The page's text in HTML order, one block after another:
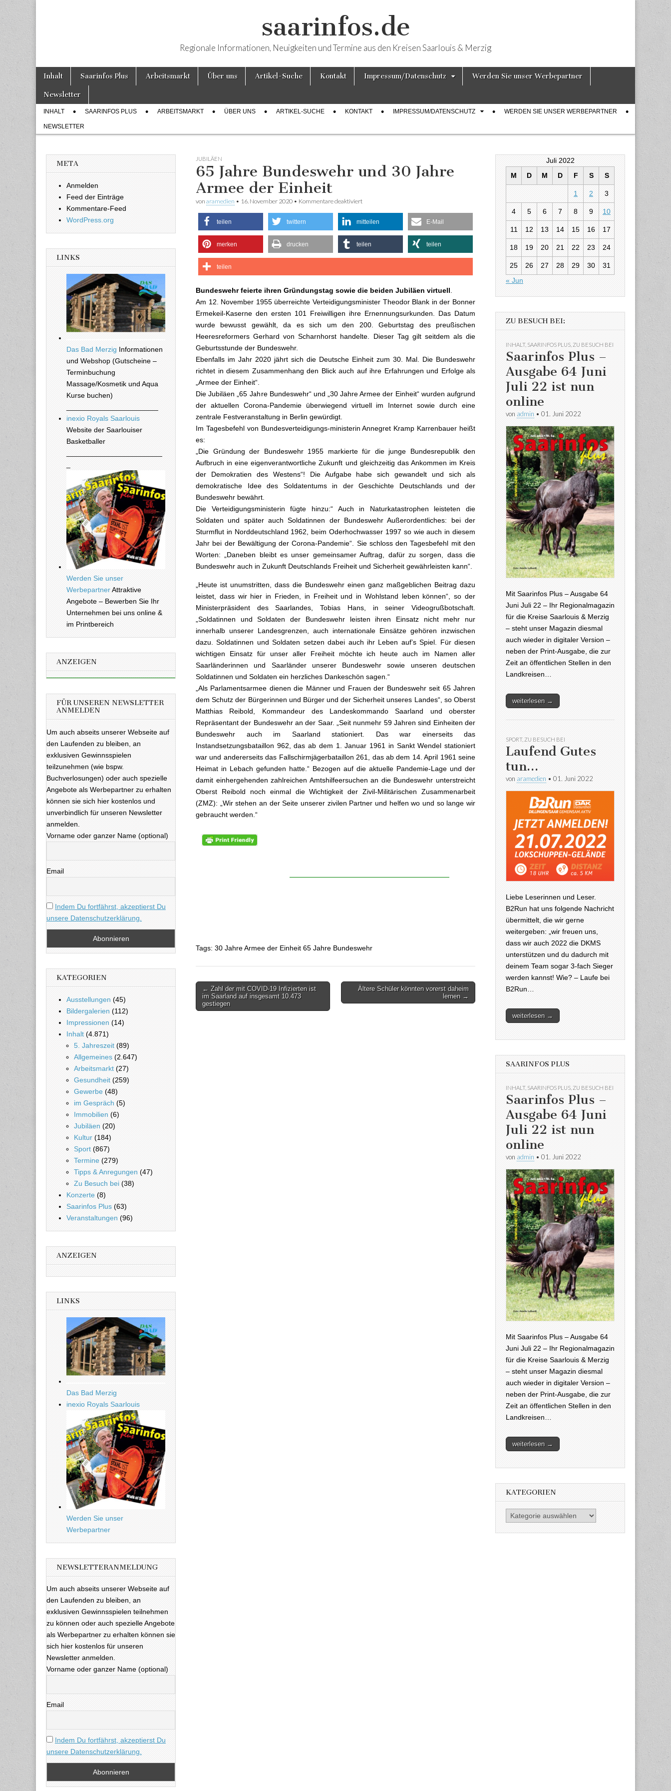
saarinfos.de
Regionale Informationen, Neuigkeiten und Termine aus den Kreisen Saarlouis & Merzig
Hauptmenü
Weiter zum Inhalt
Inhalt Saarinfos Plus Arbeitsmarkt Über uns Artikel-Suche Kontakt Impressum/Datenschutz Werden Sie unser Werbepartner
Newsletter
Untermenü
INHALT SAARINFOS PLUS ARBEITSMARKT ÜBER UNS ARTIKEL-SUCHE KONTAKT IMPRESSUM/DATENSCHUTZ WERDEN SIE UNSER WERBEPARTNER
NEWSLETTER
JUBILÄEN
65 Jahre Bundeswehr und 30 Jahre
Armee der Einheit
von aramedien • 16. November 2020 • Kommentare deaktiviert
teilen twittern mitteilen E-Mail
merken drucken teilen teilen
teilen
Bundeswehr feierte ihren Gründungstag sowie die beiden Jubiläen virtuell.
Am 12. November 1955 überreichte Verteidigungsminister Theodor Blank in der Bonner
Ermekeil-Kaserne den ersten 101 Freiwilligen ihre Ernennungsurkunden. Das Datum
wurde bewusst gewählt, da es sich um den 200. Geburtstag des preußischen
Heeresreformers Gerhard von Scharnhorst handelte. Dieser Tag gilt seitdem als die
Geburtsstunde der Bundeswehr.
Ebenfalls im Jahr 2020 jährt sich die Deutsche Einheit zum 30. Mal. Die Bundeswehr
richtet in diesem Zusammenhang den Blick auch auf ihre Erfahrungen und Erfolge als
„Armee der Einheit“.
Die Jubiläen „65 Jahre Bundeswehr“ und „30 Jahre Armee der Einheit“ wurden aufgrund
der aktuellen Corona-Pandemie überwiegend virtuell im Internet sowie durch eine
zentrale Festveranstaltung in Berlin gewürdigt.
Im Tagesbefehl von Bundesverteidigungs-ministerin Annegret Kramp Karrenbauer heißt
es:
„Die Gründung der Bundeswehr 1955 markierte für die junge Bundesrepublik den
Aufbruch in eine eigenverantwortliche Zukunft und gleichzeitig das Ankommen im Kreis
der Demokratien des Westens“! Die Aufgabe habe sich gewandelt und sich als
demokratische Idee des Soldatentums in der Geschichte Deutschlands und der
Bundeswehr bewährt.
Die Verteidigungsministerin fügte hinzu:“ Auch in Naturkatastrophen leisteten die
Soldaten und später auch Soldatinnen der Bundeswehr Außerordentliches: bei der
Sturmflut in Norddeutschland 1962, beim Oderhochwasser 1997 so wie auch in diesem
Jahr bei der Bewältigung der Corona-Pandemie“. Sie schloss den Tagesbefehl mit den
Worten: „Daneben bleibt es unser gemeinsamer Auftrag, dafür zu sorgen, dass die
Bundeswehr auch in Zukunft Deutschlands Freiheit und Sicherheit gewährleisten kann“.
„Heute ist unumstritten, dass die Bundeswehr einen ganz maßgeblichen Beitrag dazu
leistet, dass wir hier in Frieden, in Freiheit und in Wohlstand leben können“, so der
Ministerpräsident des Saarlandes, Tobias Hans, in seiner Videogrußbotschaft.
„Soldatinnen und Soldaten der Bundeswehr leisten ihren Einsatz nicht mehr nur
innerhalb unserer Landesgrenzen, auch internationale Einsätze gehören inzwischen
dazu. Soldatinnen und Soldaten setzen dabei auch ihr Leben auf’s Spiel. Für diesen
wichtigen Einsatz für unser aller Freiheit möchte ich heute auch im Namen aller
Saarländerinnen und Saarländer unserer Bundeswehr sowie unseren deutschen
Soldatinnen und Soldaten ein herzliches Dankeschön sagen.“
„Als Parlamentsarmee dienen die Männer und Frauen der Bundeswehr seit 65 Jahren
dem Schutz der Bürgerinnen und Bürger und der Sicherheit unseres Landes“, so Oberst
Matthias Reibold, Kommandeur des Landeskommando Saarland und oberster
Repräsentant der Bundeswehr an der Saar. „Seit nunmehr 59 Jahren sind Einheiten der
Bundeswehr auch im Saarland stationiert. Das war einerseits das
Instandsetzungsbataillon 962, das ab dem 1. Januar 1961 in Sankt Wendel stationiert
war und andererseits das Fallschirmjägerbataillon 261, das ab dem 14. April 1961 seine
Heimat in Lebach gefunden hatte.“ Bezogen auf die aktuelle Pandemie-Lage und der
damit einhergehenden zahlreichen Amtshilfeersuchen an die Bundeswehr unterstreicht
Oberst Reibold noch einmal die Wichtigkeit der Zivil-Militärischen Zusammenarbeit
(ZMZ): „Wir stehen an der Seite unserer zivilen Partner und helfen wo und so lange wir
gebraucht werden.“
Tags: 30 Jahre Armee der Einheit 65 Jahre Bundeswehr
Beitragsnavigation
← Zahl der mit COVID-19 Infizierten ist
im Saarland auf insgesamt 10.473
gestiegen
Ältere Schüler könnten vorerst daheim
lernen →
META
Anmelden
Feed der Einträge
Kommentare-Feed
WordPress.org
LINKS
Das Bad Merzig Informationen
und Webshop (Gutscheine –
Terminbuchung
Massage/Kosmetik und Aqua
Kurse buchen)
inexio Royals Saarlouis
Website der Saarlouiser
Basketballer
Werden Sie unser
WerbepartnerAttraktive
Angebote – Bewerben Sie Ihr
Unternehmen bei uns online &
im Printbereich
ANZEIGEN
FÜR UNSEREN NEWSLETTER
ANMELDEN
Um auch abseits unserer Webseite auf
den Laufenden zu bleiben, an
exklusiven Gewinnsspielen
teilzunehmen (wie bspw.
Buchverlosungen) oder auch spezielle
Angebote als Werbepartner zu erhalten
können sie sich hier kostenlos und
unverbindlich für unseren Newsletter
anmelden.
Vorname oder ganzer Name (optional)
Email
Indem Du fortfährst, akzeptierst Du
unsere Datenschutzerklärung.
KATEGORIEN
Ausstellungen (45)
Bildergalerien (112)
Impressionen (14)
Inhalt (4.871)
5. Jahreszeit (89)
Allgemeines (2.647)
Arbeitsmarkt (27)
Gesundheit (259)
Gewerbe (48)
im Gespräch (5)
Immobilien (6)
Jubiläen (20)
Kultur (184)
Sport (867)
Termine (279)
Tipps & Anregungen (47)
Zu Besuch bei (38)
Konzerte (8)
Saarinfos Plus (63)
Veranstaltungen (96)
ANZEIGEN
LINKS
Das Bad Merzig
inexio Royals Saarlouis
Werden Sie unser
Werbepartner
NEWSLETTERANMELDUNG
Um auch abseits unserer Webseite auf
den Laufenden zu bleiben, an
exklusiven Gewinnsspielen teilnehmen
zu können oder auch spezielle Angebote
als Werbepartner zu erhalten können sie
sich hier kostenlos für unseren
Newsletter anmelden.
Vorname oder ganzer Name (optional)
Email
Indem Du fortfährst, akzeptierst Du
unsere Datenschutzerklärung.
Juli 2022
M
D M D F S S
1 2 3
4 5 6 7 8 9 10
11 12 13 14 15 16 17
18 19 20 21 22 23 24
25 26 27 28 29 30
31
« Jun
ZU BESUCH BEI:
INHALT, SAARINFOS PLUS ZU BESUCH BEI
Saarinfos Plus –
Ausgabe 64 Juni
Juli 22 ist nun
online
von admin • 01. Juni 2022
Mit Saarinfos Plus – Ausgabe 64
Juni Juli 22 – Ihr Regionalmagazin
für die Kreise Saarlouis & Merzig
– steht unser Magazin diesmal
auch wieder in digitaler Version –
neben der Print-Ausgabe, die zur
Zeit an öffentlichen Stellen in den
Landkreisen…
weiterlesen →
SPORT, ZU BESUCH BEI
Laufend Gutes
tun…
von aramedien • 01. Juni 2022
Liebe Leserinnen und Leser.
B2Run hat uns folgende Nachricht
übermittelt, die wir gerne
weitergeben: „wir freuen uns,
dass wir auch 2022 die DKMS
unterstützen und du dadurch mit
deinem Team sogar 3-fach Sieger
werden kannst! Wie? – Laufe bei
B2Run…
weiterlesen →
SAARINFOS PLUS
INHALT, SAARINFOS PLUS ZU BESUCH BEI
Saarinfos Plus –
Ausgabe 64 Juni
Juli 22 ist nun
online
von admin • 01. Juni 2022
Mit Saarinfos Plus – Ausgabe 64
Juni Juli 22 – Ihr Regionalmagazin
für die Kreise Saarlouis & Merzig
– steht unser Magazin diesmal
auch wieder in digitaler Version –
neben der Print-Ausgabe, die zur
Zeit an öffentlichen Stellen in den
Landkreisen…
weiterlesen →
KATEGORIEN
Kategorien